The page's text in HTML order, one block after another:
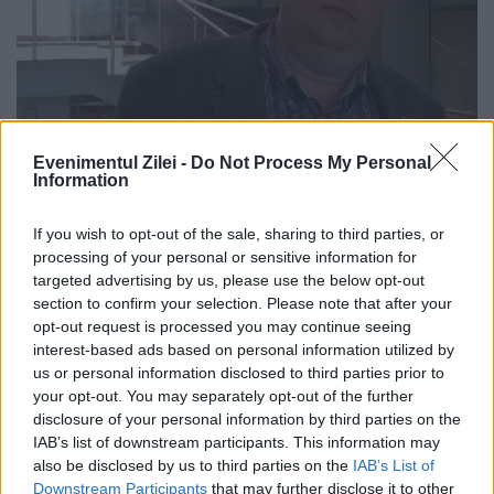
Evenimentul Zilei - Do Not Process My Personal
Information
If you wish to opt-out of the sale, sharing to third parties, or
processing of your personal or sensitive information for
targeted advertising by us, please use the below opt-out
section to confirm your selection. Please note that after your
opt-out request is processed you may continue seeing
interest-based ads based on personal information utilized by
us or personal information disclosed to third parties prior to
your opt-out. You may separately opt-out of the further
disclosure of your personal information by third parties on the
IAB’s list of downstream participants. This information may
also be disclosed by us to third parties on the IAB’s List of
Downstream Participants that may further disclose it to other
de la şefia PSD Constanţa –„Eu sunt în
continuare preşedinte executiv, ce
performanţe au făcut ăştia la
prezidenţiale?”
24 APRILIE 2015
Biroul Permanent Judeţean al PSD
Constanţa a decis, în această seară,